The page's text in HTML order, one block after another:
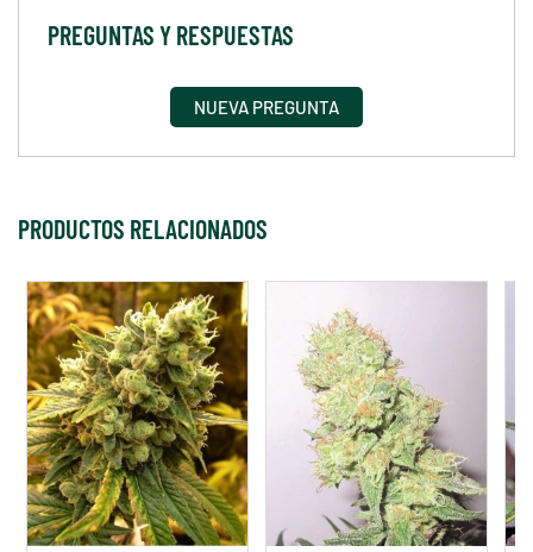
PREGUNTAS Y RESPUESTAS
NUEVA PREGUNTA
PRODUCTOS RELACIONADOS